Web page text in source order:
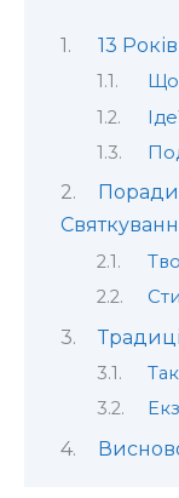
13
Що
Поради